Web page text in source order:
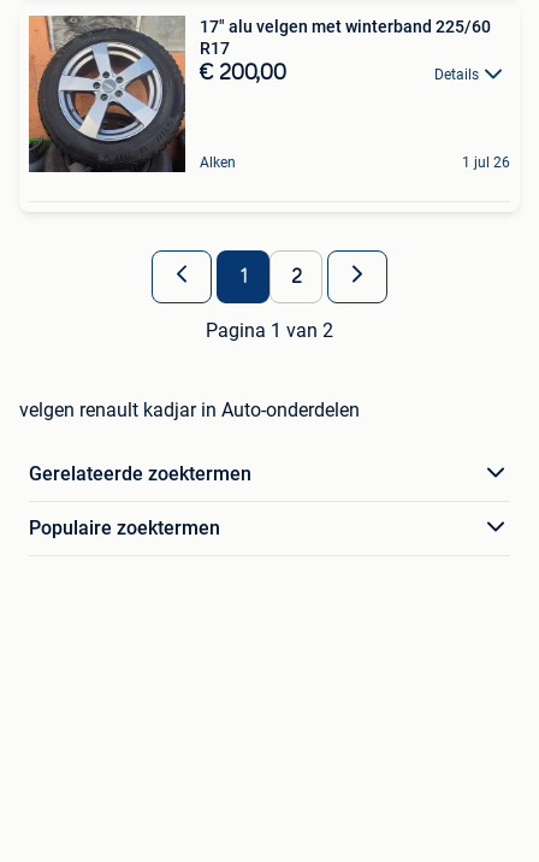
17" alu velgen met winterband 225/60
R17
€ 200,00 Details
Alken 1 jul 26
1 2
Pagina 1 van 2
velgen renault kadjar in Auto-onderdelen
Gerelateerde zoektermen
Populaire zoektermen